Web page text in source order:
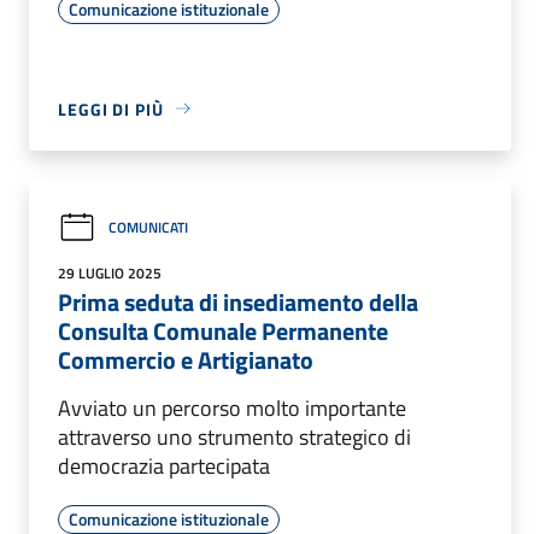
Comunicazione istituzionale
LEGGI DI PIÙ
COMUNICATI
29 LUGLIO 2025
Prima seduta di insediamento della
Consulta Comunale Permanente
Commercio e Artigianato
Avviato un percorso molto importante
attraverso uno strumento strategico di
democrazia partecipata
Comunicazione istituzionale